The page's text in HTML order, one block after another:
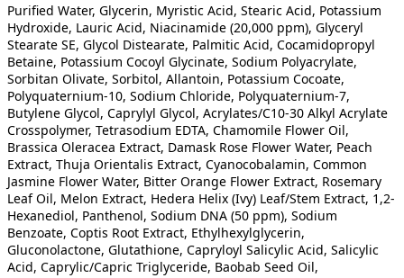
Purified Water, Glycerin, Myristic Acid, Stearic Acid, Potassium
Hydroxide, Lauric Acid, Niacinamide (20,000 ppm), Glyceryl
Stearate SE, Glycol Distearate, Palmitic Acid, Cocamidopropyl
Betaine, Potassium Cocoyl Glycinate, Sodium Polyacrylate,
Sorbitan Olivate, Sorbitol, Allantoin, Potassium Cocoate,
Polyquaternium-10, Sodium Chloride, Polyquaternium-7,
Butylene Glycol, Caprylyl Glycol, Acrylates/C10-30 Alkyl Acrylate
Crosspolymer, Tetrasodium EDTA, Chamomile Flower Oil,
Brassica Oleracea Extract, Damask Rose Flower Water, Peach
Extract, Thuja Orientalis Extract, Cyanocobalamin, Common
Jasmine Flower Water, Bitter Orange Flower Extract, Rosemary
Leaf Oil, Melon Extract, Hedera Helix (Ivy) Leaf/Stem Extract, 1,2-
Hexanediol, Panthenol, Sodium DNA (50 ppm), Sodium
Benzoate, Coptis Root Extract, Ethylhexylglycerin,
Gluconolactone, Glutathione, Capryloyl Salicylic Acid, Salicylic
Acid, Caprylic/Capric Triglyceride, Baobab Seed Oil,